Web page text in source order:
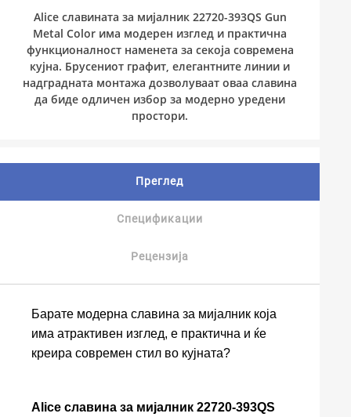
Alice славината за мијалник 22720-393QS Gun
Metal Color има модерен изглед и практична
функционалност наменета за секоја современа
кујна. Брусениот графит, елегантните линии и
надградната монтажа дозволуваат оваа славина
да биде одличен избор за модерно уредени
простори.
Преглед
Спецификации
Рецензија
Барате модерна славина за мијалник која
има атрактивен изглед, е практична и ќе
креира современ стил во кујната?
Alice славина за мијалник 22720-393QS